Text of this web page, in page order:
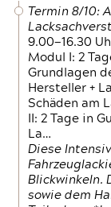
Termin 8/10:
9.00—16.30
Modul I: 2
Grundlagen
Hersteller +
Schäden am
II: 2 Tage in
La…
Diese
Blickwinkeln.
sowie dem